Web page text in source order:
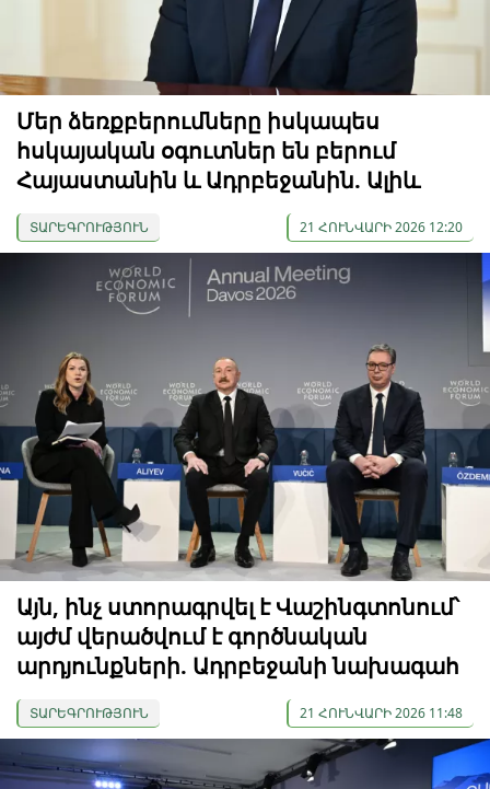
Մեր ձեռքբերումները իսկապես
հսկայական օգուտներ են բերում
Հայաստանին և Ադրբեջանին. Ալիև
ՏԱՐԵԳՐՈՒԹՅՈՒՆ 21 ՀՈՒՆՎԱՐԻ 2026 12:20
Այն, ինչ ստորագրվել է Վաշինգտոնում՝
այժմ վերածվում է գործնական
արդյունքների. Ադրբեջանի նախագահ
ՏԱՐԵԳՐՈՒԹՅՈՒՆ 21 ՀՈՒՆՎԱՐԻ 2026 11:48